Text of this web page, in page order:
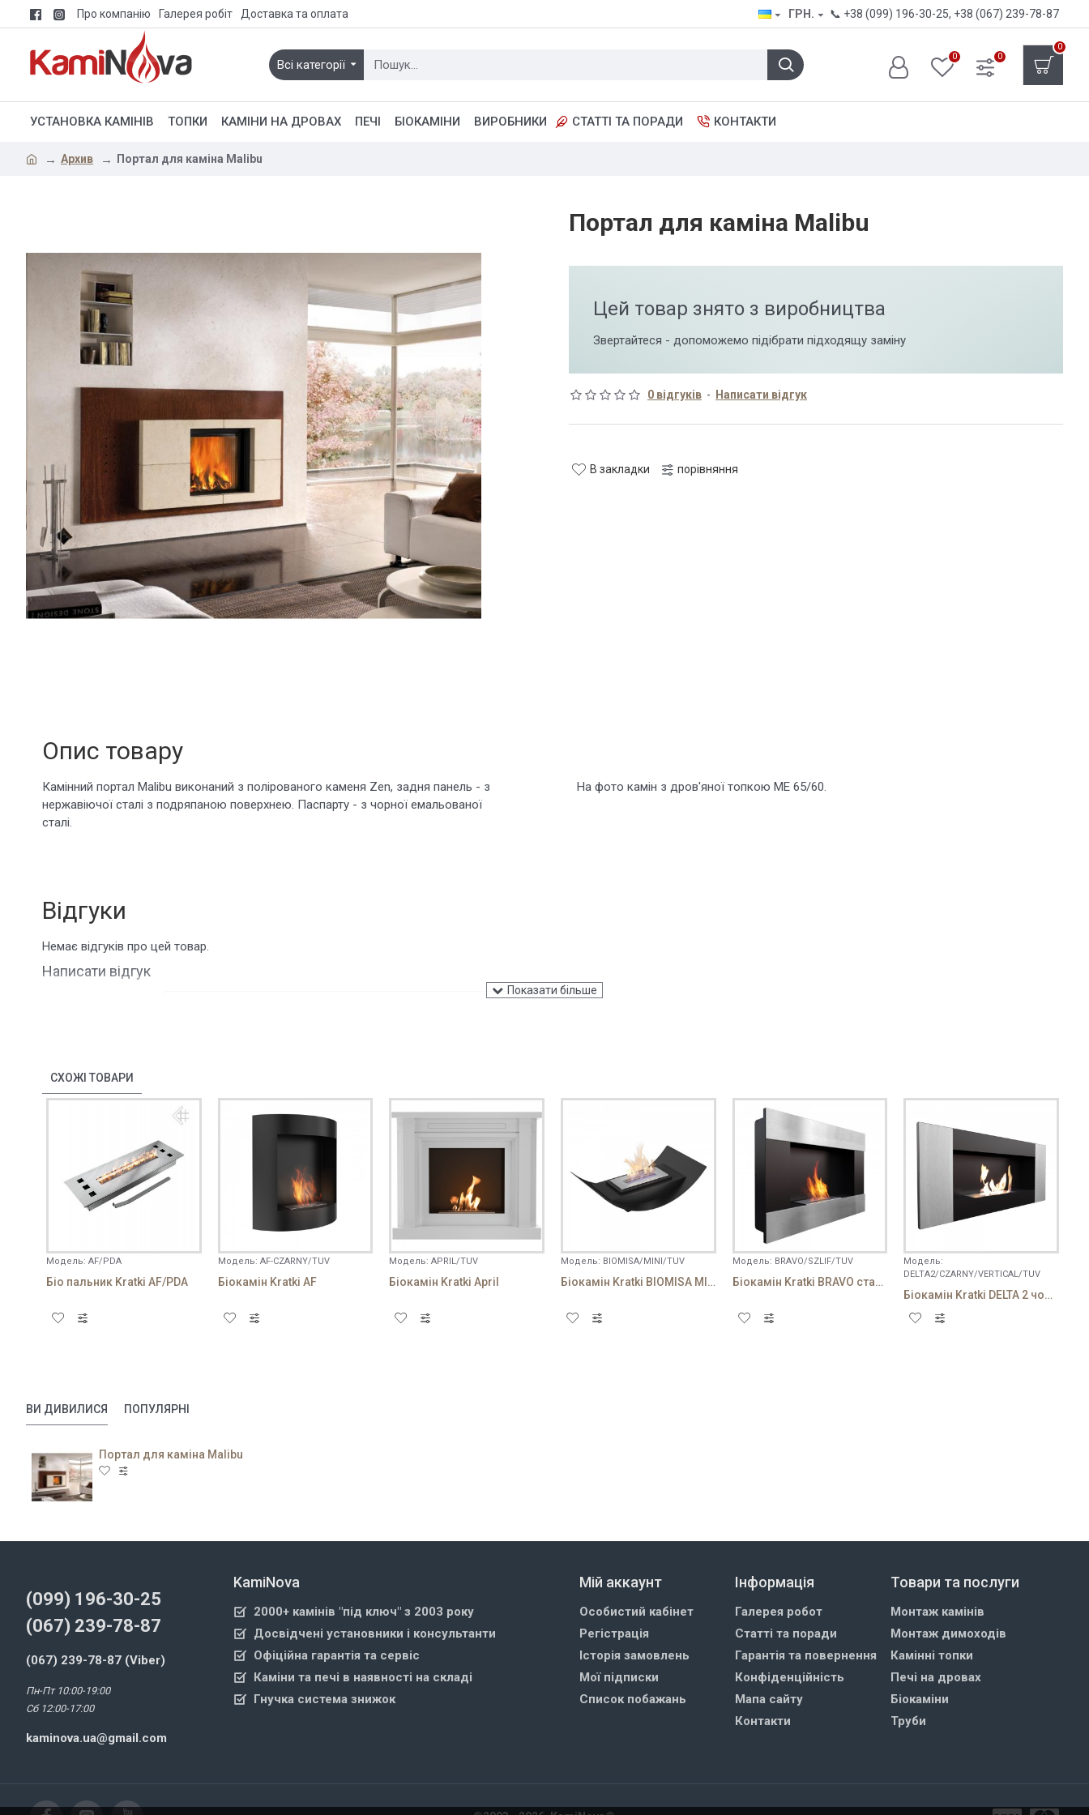
Про компанію Галерея робіт Доставка та оплата ГРН. 📞 +38 (099) 196-30-25, +38 (067) 239-78-87
Всі категорії
0 0
0
УСТАНОВКА КАМІНІВ ТОПКИ КАМІНИ НА ДРОВАХ ПЕЧІ БІОКАМІНИ ВИРОБНИКИ СТАТТІ ТА ПОРАДИ КОНТАКТИ
Архив Портал для каміна Malibu
Портал для каміна Malibu
Цей товар знято з виробництва
Звертайтеся - допоможемо підібрати підходящу заміну
0 відгуків - Написати відгук
В закладки порівняння
Опис товару
Камінний портал Malibu виконаний з полірованого каменя Zen, задня панель - з
нержавіючої сталі з подряпаною поверхнею. Паспарту - з чорної емальованої
сталі.
На фото камін з дров'яної топкою ME 65/60.
Відгуки
Немає відгуків про цей товар.
Написати відгук
Примітка: HTML розмітка не підтримується! Використовуйте звичайний текст.
Погано
СХОЖІ ТОВАРИ
Модель: AF/PDA
Біо пальник Kratki AF/PDA
Модель: AF-CZARNY/TUV
Біокамін Kratki AF
Модель: APRIL/TUV
Біокамін Kratki April
Модель: BIOMISA/MINI/TUV
Біокамін Kratki BIOMISA MINI чорний
Модель: BRAVO/SZLIF/TUV
Біокамін Kratki BRAVO стальний
Модель:
DELTA2/CZARNY/VERTICAL/TUV
Біокамін Kratki DELTA 2 чорний VERTICAL
ВИ ДИВИЛИСЯ ПОПУЛЯРНІ
Портал для каміна Malibu
(099) 196-30-25
(067) 239-78-87
(067) 239-78-87 (Viber)
Пн-Пт 10:00-19:00
Сб 12:00-17:00
kaminova.ua@gmail.com
KamiNova
2000+ камінів "під ключ" з 2003 року
Досвідчені установники і консультанти
Офіційна гарантія та сервіс
Каміни та печі в наявності на складі
Гнучка система знижок
Мій аккаунт
Особистий кабінет
Регістрація
Історія замовлень
Мої підписки
Список побажань
Інформація
Галерея робот
Статті та поради
Гарантія та повернення
Конфіденційність
Мапа сайту
Контакти
Товари та послуги
Монтаж камінів
Монтаж димоходів
Камінні топки
Печі на дровах
Біокаміни
Труби